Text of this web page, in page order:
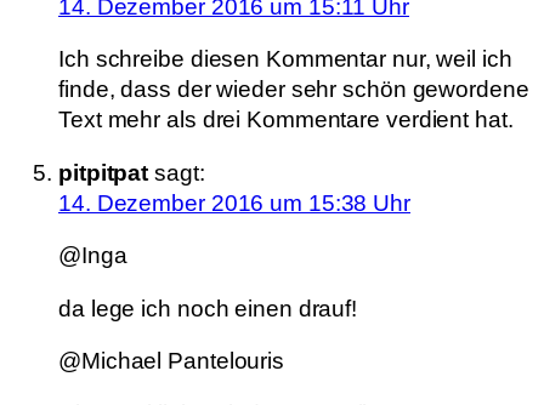
14. Dezember 2016 um 15:11 Uhr
Ich schreibe diesen Kommentar nur, weil ich
finde, dass der wieder sehr schön gewordene
Text mehr als drei Kommentare verdient hat.
pitpitpat sagt:
14. Dezember 2016 um 15:38 Uhr
@Inga
da lege ich noch einen drauf!
@Michael Pantelouris